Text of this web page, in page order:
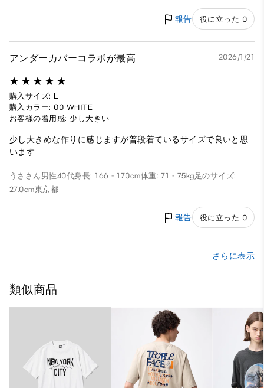
報告 役に立った 0
アンダーカバーコラボが最高 2026/1/21
購入サイズ: L
購入カラー: 00 WHITE
お客様の着用感: 少し大きい
少し大きめな作りに感じますが普段着ているサイズで良いと思
います
うささん 男性40代身長: 166 - 170cm体重: 71 - 75kg足のサイズ:
27.0cm東京都
報告 役に立った 0
さらに表示
類似商品